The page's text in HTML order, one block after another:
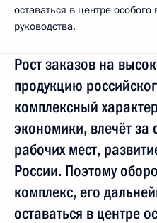
оставаться в центре
руководства.
Рост заказов на
продукцию
комплексный
экономики, влечёт за
рабочих мест,
России. Поэтому
комплекс, его
оставаться в центре